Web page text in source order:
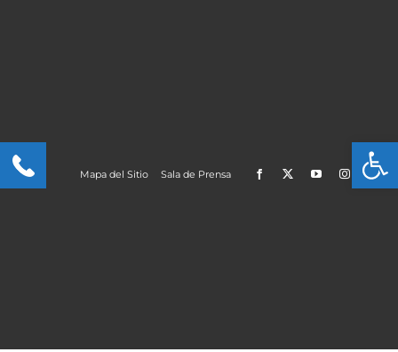
Mapa del Sitio Sala de Prensa